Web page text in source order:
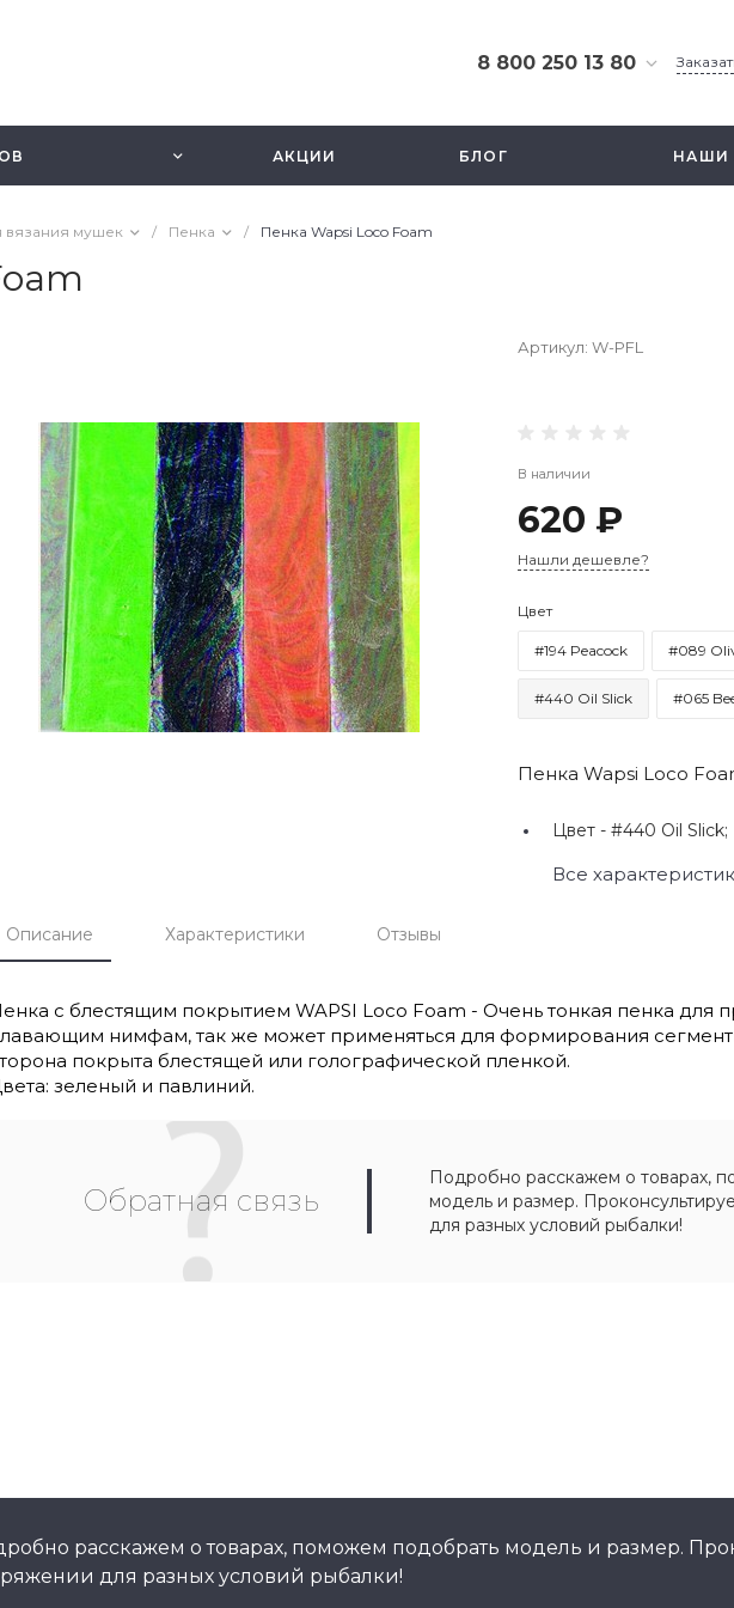
8 800 250 13 80
ул. Смольная 63б, этаж
2.5
АКЦИИ БЛОГ НАШИ
вязания мушек / Пенка / Пенка Wapsi Loco Foam
Артикул: W-PFL
В наличии
620 ₽
Нашли дешевле?
Цвет
#194 Peacock #089
#440 Oil Slick #065
Пенка Wapsi Loco
Цвет - #440 Oil Slick;
Все
Описание Характеристики Отзывы
с блестящим покрытием WAPSI Loco Foam - Очень тонкая пенка для
нимфам, так же может применяться для формирования
покрыта блестящей или голографической пленкой.
зеленый и павлиний.
Обратная связь
Подробно расскажем о товарах,
модель и размер.
для разных условий рыбалки!
расскажем о товарах, поможем подобрать модель и размер.
для разных условий рыбалки!